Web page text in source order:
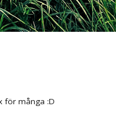
för många :D